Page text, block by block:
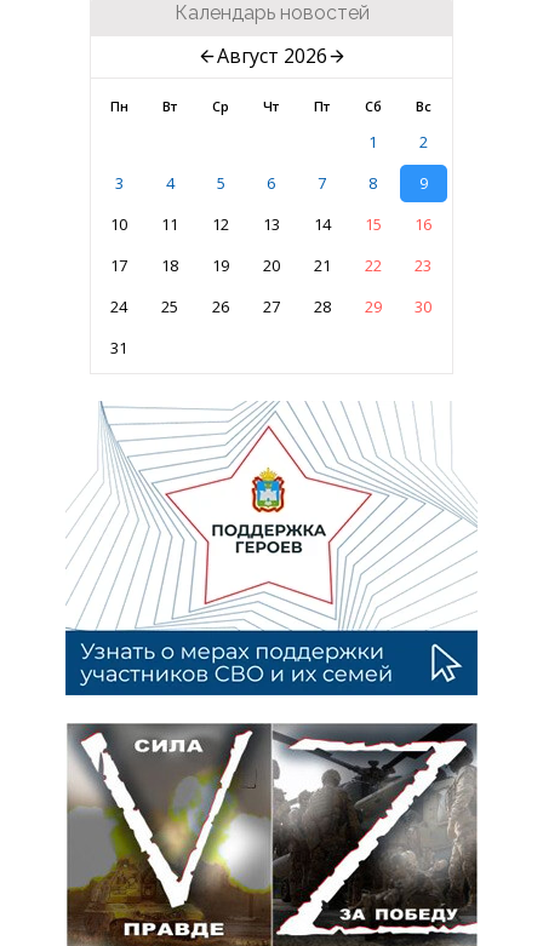
Календарь новостей
Август 2026
Пн Вт Ср Чт Пт Сб Вс
1
2
3
4 5 6 7 8
9
10
11 12 13 14 15
16
17
18 19 20 21 22
23
24
25 26 27 28 29
30
31